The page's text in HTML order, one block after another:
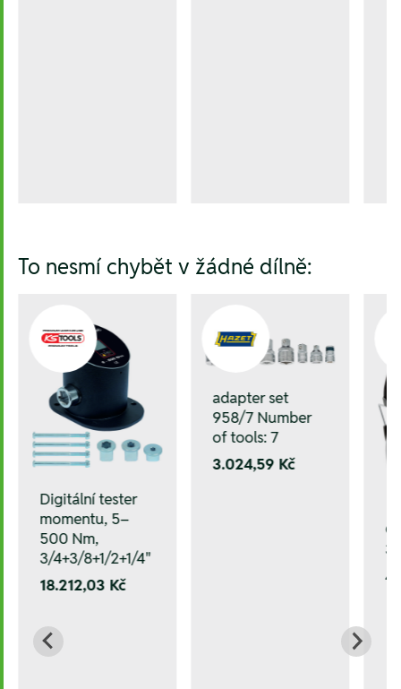
To nesmí chybět v žádné dílně:
Digitální tester
momentu, 5–
500 Nm,
3/4+3/8+1/2+1/4"
18.212,03 Kč
adapter set
958/7 Number
of tools: 7
3.024,59 Kč